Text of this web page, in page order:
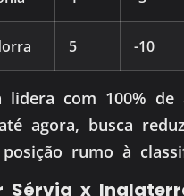
5 -10
com 100% de
agora, busca
rumo à
Sérvia x